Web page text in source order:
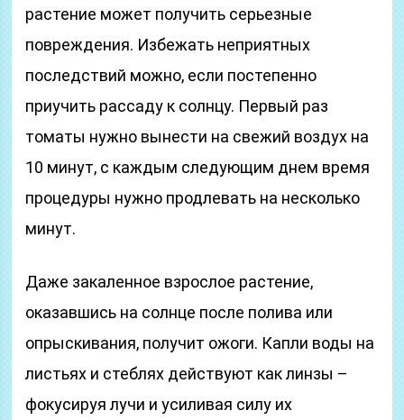
растение может получить серьезные
повреждения. Избежать неприятных
последствий можно, если постепенно
приучить рассаду к солнцу. Первый раз
томаты нужно вынести на свежий воздух на
10 минут, с каждым следующим днем время
процедуры нужно продлевать на несколько
минут.
Даже закаленное взрослое растение,
оказавшись на солнце после полива или
опрыскивания, получит ожоги. Капли воды на
листьях и стеблях действуют как линзы –
фокусируя лучи и усиливая силу их